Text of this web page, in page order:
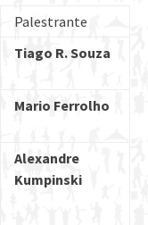
Palestrante
Tiago R. Souza
Mario Ferrolho
Alexandre
Kumpinski